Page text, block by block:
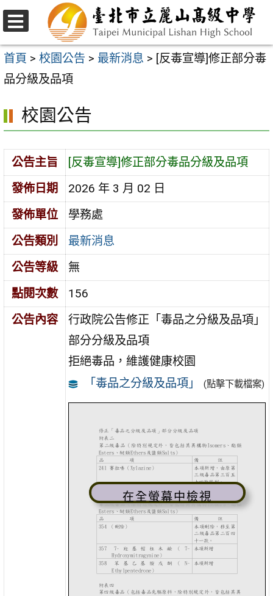
跳
至
主
要
容
區
選
單
首頁 > 校園公告 > 最新消息 > [反毒宣導]修正部分毒
品分級及品項
校園公告
公告主旨
[反毒宣導]修正部分毒品分級及品項
發佈日期
2026 年 3 月 02 日
發佈單位
學務處
公告類別
最新消息
公告等級
無
點閱次數
156
公告內容
行政院公告修正「毒品之分級及品項」
部分分級及品項
拒絕毒品，維護健康校園
「毒品之分級及品項」
(點擊下載檔案)
在全螢幕中檢視